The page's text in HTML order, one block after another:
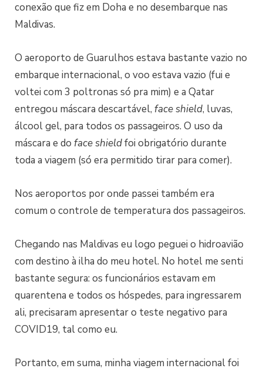
conexão que fiz em Doha e no desembarque nas
Maldivas.
O aeroporto de Guarulhos estava bastante vazio no
embarque internacional, o voo estava vazio (fui e
voltei com 3 poltronas só pra mim) e a Qatar
entregou máscara descartável, faceshield, luvas,
álcool gel, para todos os passageiros. O uso da
máscara e do faceshieldfoi obrigatório durante
toda a viagem (só era permitido tirar para comer).
Nos aeroportos por onde passei também era
comum o controle de temperatura dos passageiros.
Chegando nas Maldivas eu logo peguei o hidroavião
com destino à ilha do meu hotel. No hotel me senti
bastante segura: os funcionários estavam em
quarentena e todos os hóspedes, para ingressarem
ali, precisaram apresentar o teste negativo para
COVID19, tal como eu.
Portanto, em suma, minha viagem internacional foi